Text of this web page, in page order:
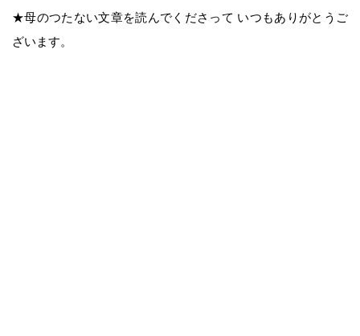
★母のつたない文章を読んでくださって いつもありがとうご
ざいます。